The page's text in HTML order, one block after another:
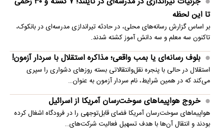
تا این لحظه
بر اساس گزارش رسانه‌های محلی، در حادثه تیراندازی مدرسه‌ای در بانکوک،
تاکنون سه معلم و سه دانش آموز کشته شدند.
بلوف رسانه‌ای یا بمب واقعی؛ مذاکره استقلال با سردار آزمون!
استقلال در حالی با پنجره نقل‌وانتقالاتی بسته روزهای دشواری را سپری
می‌کند که در همین شرایط، نام سردار آزمون به عنوان…
خروج هواپیماهای سوخت‌رسان آمریکا از اسرائیل
هواپیماهای سوخت‌رسان آمریکا فضای قابل‌توجهی را در فرودگاه اشغال کرده
بودند و انتقال آن‌ها با هدف تسهیل فعالیت شرکت‌های…